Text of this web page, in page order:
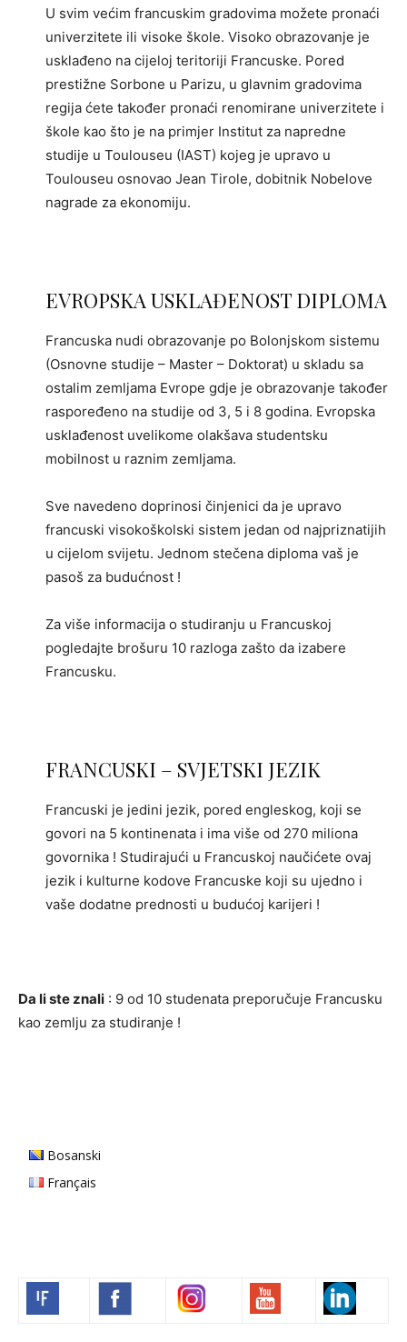
U svim većim francuskim gradovima možete pronaći
univerzitete ili visoke škole. Visoko obrazovanje je
usklađeno na cijeloj teritoriji Francuske. Pored
prestižne Sorbone u Parizu, u glavnim gradovima
regija ćete također pronaći renomirane univerzitete i
škole kao što je na primjer Institut za napredne
studije u Toulouseu (IAST) kojeg je upravo u
Toulouseu osnovao Jean Tirole, dobitnik Nobelove
nagrade za ekonomiju.
EVROPSKA USKLAĐENOST DIPLOMA
Francuska nudi obrazovanje po Bolonjskom sistemu
(Osnovne studije – Master – Doktorat) u skladu sa
ostalim zemljama Evrope gdje je obrazovanje također
raspoređeno na studije od 3, 5 i 8 godina. Evropska
usklađenost uvelikome olakšava studentsku
mobilnost u raznim zemljama.
Sve navedeno doprinosi činjenici da je upravo
francuski visokoškolski sistem jedan od najpriznatijih
u cijelom svijetu. Jednom stečena diploma vaš je
pasoš za budućnost !
Za više informacija o studiranju u Francuskoj
pogledajte brošuru 10 razloga zašto da izabere
Francusku.
FRANCUSKI – SVJETSKI JEZIK
Francuski je jedini jezik, pored engleskog, koji se
govori na 5 kontinenata i ima više od 270 miliona
govornika ! Studirajući u Francuskoj naučićete ovaj
jezik i kulturne kodove Francuske koji su ujedno i
vaše dodatne prednosti u budućoj karijeri !
Da li ste znali : 9 od 10 studenata preporučuje Francusku
kao zemlju za studiranje !
Bosanski
Français